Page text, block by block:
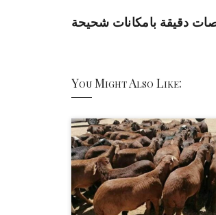
دقيقة بامكانات شحيحة
You Might Also Like: